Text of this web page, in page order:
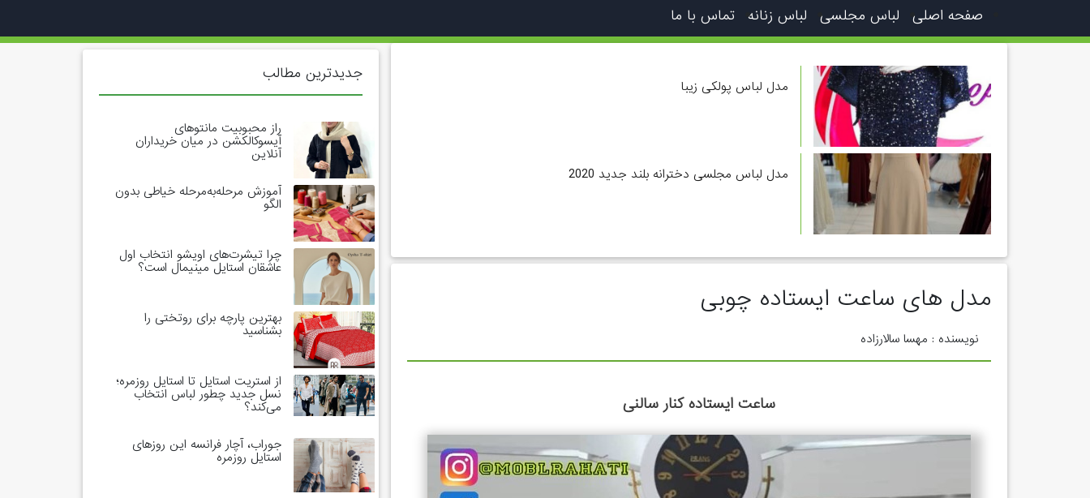
صفحه اصلی لباس مجلسی لباس زنانه تماس با ما
مدل لباس پولکی زیبا
مدل لباس مجلسی دخترانه بلند جدید 2020
مدل های ساعت ایستاده چوبی
نویسنده : مهسا سالارزاده
ساعت ایستاده کنار سالنی
جدیدترین مطالب
راز محبوبیت مانتوهای
آیسوکالکشن در میان خریداران
آنلاین
آموزش مرحله‌به‌مرحله خیاطی بدون
الگو
چرا تیشرت‌های اویشو انتخاب اول
عاشقان استایل مینیمال است؟
بهترین پارچه برای روتختی را
بشناسید
از استریت استایل تا استایل روزمره؛
نسل جدید چطور لباس انتخاب
می‌کند؟
جوراب، آچار فرانسه این روزهای
استایل روزمره